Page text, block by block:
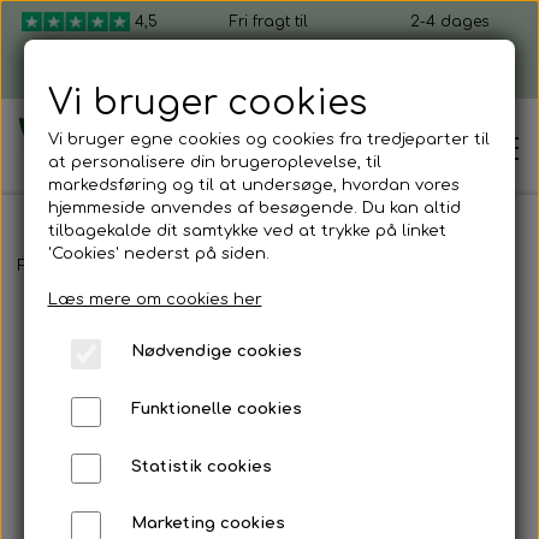
4,5
Fri fragt til
2-4 dages
levering, fra 49 kr.
Shop mikrogrønt
Dyrk selv mikrogrønt
Mikrogrønt startpakker
Mikrogrønt frø
Kom i gang
Sådan dyrker du mikrogrønt
Forside
Vi bruger cookies
Vi bruger egne cookies og cookies fra tredjeparter til
at personalisere din brugeroplevelse, til
markedsføring og til at undersøge, hvordan vores
hjemmeside anvendes af besøgende. Du kan altid
tilbagekalde dit samtykke ved at trykke på linket
'Cookies' nederst på siden.
Læs mere om cookies her
Nødvendige cookies
Funktionelle cookies
Statistik cookies
Marketing cookies